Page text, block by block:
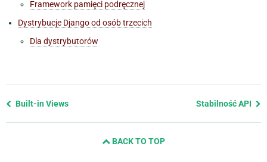
Framework pamięci podręcznej
Dystrybucje Django od osób trzecich
Dla dystrybutorów
Previous
Built-in Views Stabilność API
BACK TO TOP